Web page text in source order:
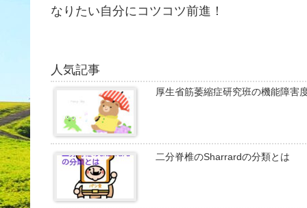
なりたい自分にコツコツ前進！
人気記事
厚生省筋萎縮症研究班の機能障害
二分脊椎のSharrardの分類とは